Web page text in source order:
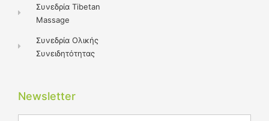
Συνεδρία Tibetan
Massage
Συνεδρία Ολικής
Συνειδητότητας
Newsletter